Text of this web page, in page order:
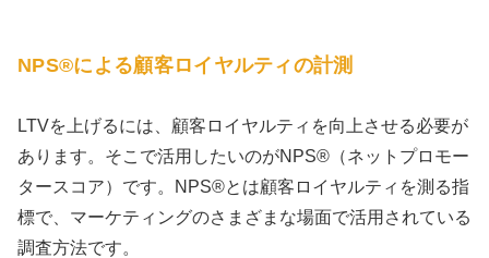
NPS®による顧客ロイヤルティの計測
LTVを上げるには、顧客ロイヤルティを向上させる必要が
あります。そこで活用したいのがNPS®（ネットプロモー
タースコア）です。NPS®とは顧客ロイヤルティを測る指
標で、マーケティングのさまざまな場面で活用されている
調査方法です。